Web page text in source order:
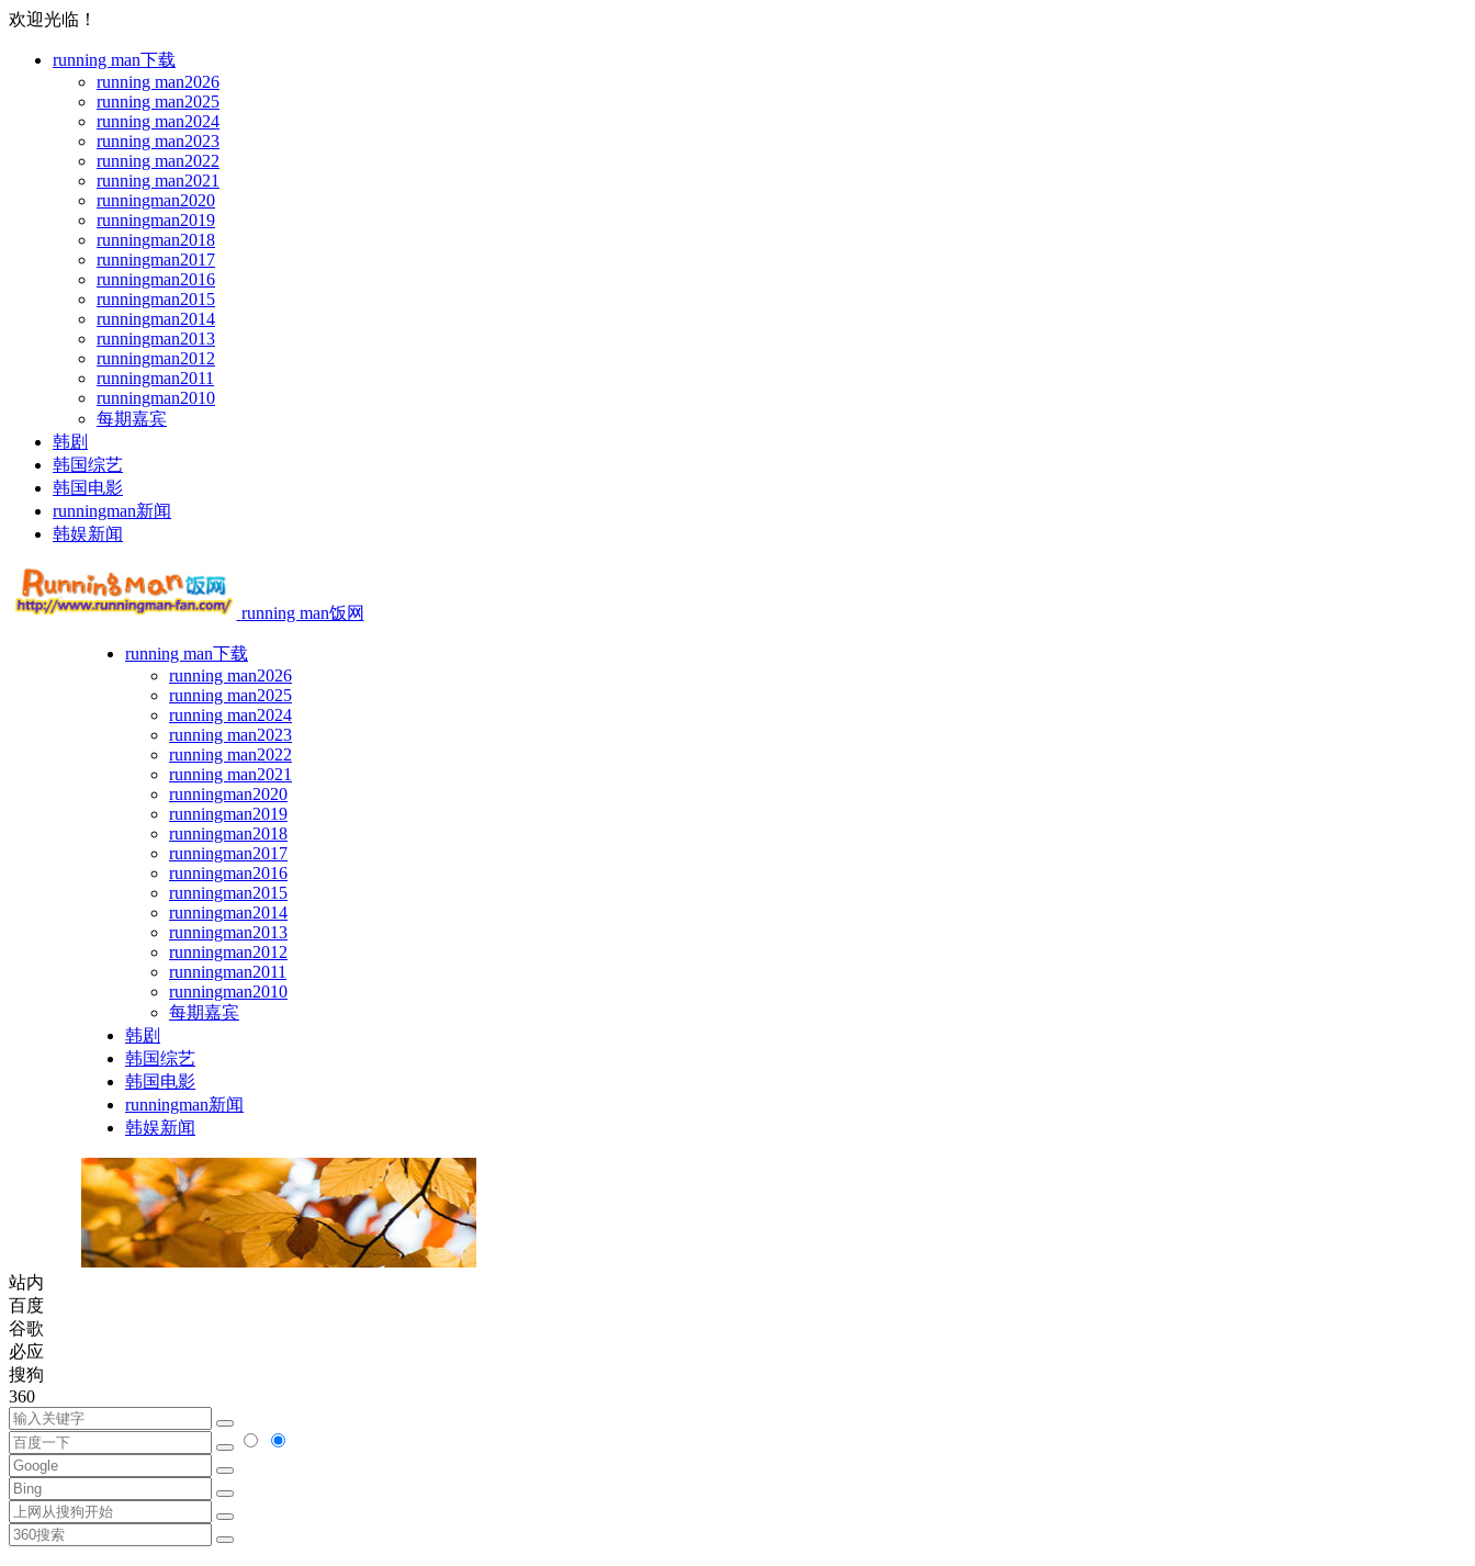
欢迎光临！
running man下载
running man2026
running man2025
running man2024
running man2023
running man2022
running man2021
runningman2020
runningman2019
runningman2018
runningman2017
runningman2016
runningman2015
runningman2014
runningman2013
runningman2012
runningman2011
runningman2010
每期嘉宾
韩剧
韩国综艺
韩国电影
runningman新闻
韩娱新闻
running man饭网
running man下载
running man2026
running man2025
running man2024
running man2023
running man2022
running man2021
runningman2020
runningman2019
runningman2018
runningman2017
runningman2016
runningman2015
runningman2014
runningman2013
runningman2012
runningman2011
runningman2010
每期嘉宾
韩剧
韩国综艺
韩国电影
runningman新闻
韩娱新闻
站内
百度
谷歌
必应
搜狗
360